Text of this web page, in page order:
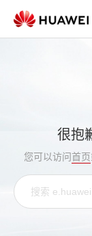
很抱
您可以访问首页